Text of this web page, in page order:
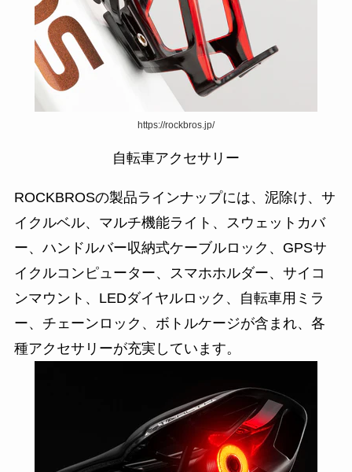
https://rockbros.jp/
自転車アクセサリー
ROCKBROSの製品ラインナップには、泥除け、サ
イクルベル、マルチ機能ライト、スウェットカバ
ー、ハンドルバー収納式ケーブルロック、GPSサ
イクルコンピューター、スマホホルダー、サイコ
ンマウント、LEDダイヤルロック、自転車用ミラ
ー、チェーンロック、ボトルケージが含まれ、各
種アクセサリーが充実しています。